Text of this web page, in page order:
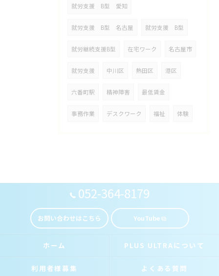
就労支援 B型 愛知
就労支援 B型 名古屋 就労支援 B型
就労継続支援B型 在宅ワーク 名古屋市
就労支援 中川区 熱田区 港区
六番町駅 精神障害 最低賃金
事務作業 デスクワーク 福祉 体験
052-364-8179
お問い合わせはこちら YouTube
ホーム PLUS ULTRAについて
利用者様募集 よくある質問